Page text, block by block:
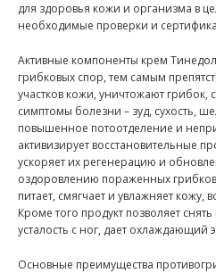
для здоровья кожи и организма в
необходимые проверки и
Активные компоненты крем
грибковых спор, тем самым
участков кожи, уничтожают
симптомы болезни – зуд, сухость,
повышенное потоотделение и
активизирует восстановительные
ускоряет их регенерацию и
оздоровлению пораженных
питает, смягчает и увлажняет кожу,
Кроме того продукт позволяет
усталость с ног, дает охлаждающий
Основные преимущества